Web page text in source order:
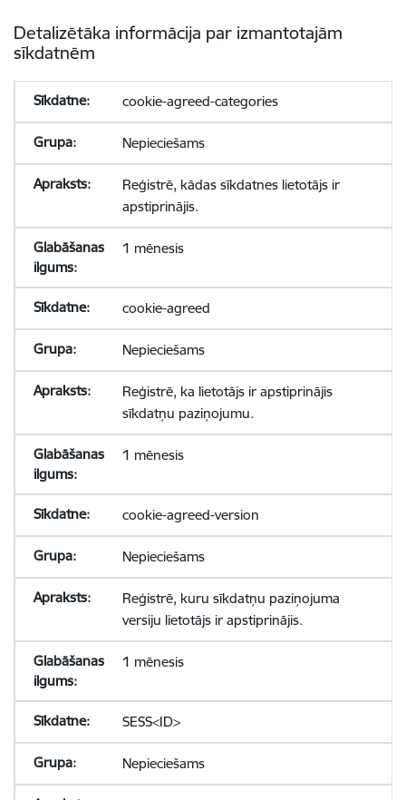
Detalizētāka informācija par izmantotajām
sīkdatnēm
cookie-agreed-categories
Nepieciešams
Reģistrē, kādas sīkdatnes lietotājs ir
apstiprinājis.
1 mēnesis
cookie-agreed
Nepieciešams
Reģistrē, ka lietotājs ir apstiprinājis
sīkdatņu paziņojumu.
1 mēnesis
cookie-agreed-version
Nepieciešams
Reģistrē, kuru sīkdatņu paziņojuma
versiju lietotājs ir apstiprinājis.
1 mēnesis
SESS<ID>
Nepieciešams